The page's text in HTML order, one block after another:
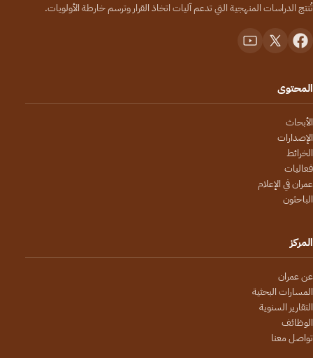
تُنتج الدراسات المنهجية التي تدعم آليات اتخاذ القرار وترسم خارطة الأولويات.
المحتوى
الأبحاث
الإصدارات
الخرائط
فعاليات
عمران في الإعلام
الباحثون
المركز
عن عمران
المسارات البحثية
التقارير السنوية
الوظائف
تواصل معنا